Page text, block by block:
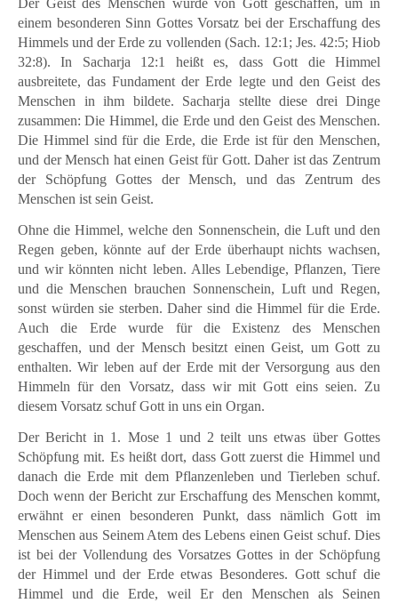
Der Geist des Menschen wurde von Gott geschaffen, um in
einem besonderen Sinn Gottes Vorsatz bei der Erschaffung des
Himmels und der Erde zu vollenden (Sach. 12:1; Jes. 42:5; Hiob
32:8). In Sacharja 12:1 heißt es, dass Gott die Himmel
ausbreitete, das Fundament der Erde legte und den Geist des
Menschen in ihm bildete. Sacharja stellte diese drei Dinge
zusammen: Die Himmel, die Erde und den Geist des Menschen.
Die Himmel sind für die Erde, die Erde ist für den Menschen,
und der Mensch hat einen Geist für Gott. Daher ist das Zentrum
der Schöpfung Gottes der Mensch, und das Zentrum des
Menschen ist sein Geist.
Ohne die Himmel, welche den Sonnenschein, die Luft und den
Regen geben, könnte auf der Erde überhaupt nichts wachsen,
und wir könnten nicht leben. Alles Lebendige, Pflanzen, Tiere
und die Menschen brauchen Sonnenschein, Luft und Regen,
sonst würden sie sterben. Daher sind die Himmel für die Erde.
Auch die Erde wurde für die Existenz des Menschen
geschaffen, und der Mensch besitzt einen Geist, um Gott zu
enthalten. Wir leben auf der Erde mit der Versorgung aus den
Himmeln für den Vorsatz, dass wir mit Gott eins seien. Zu
diesem Vorsatz schuf Gott in uns ein Organ.
Der Bericht in 1. Mose 1 und 2 teilt uns etwas über Gottes
Schöpfung mit. Es heißt dort, dass Gott zuerst die Himmel und
danach die Erde mit dem Pflanzenleben und Tierleben schuf.
Doch wenn der Bericht zur Erschaffung des Menschen kommt,
erwähnt er einen besonderen Punkt, dass nämlich Gott im
Menschen aus Seinem Atem des Lebens einen Geist schuf. Dies
ist bei der Vollendung des Vorsatzes Gottes in der Schöpfung
der Himmel und der Erde etwas Besonderes. Gott schuf die
Himmel und die Erde, weil Er den Menschen als Seinen